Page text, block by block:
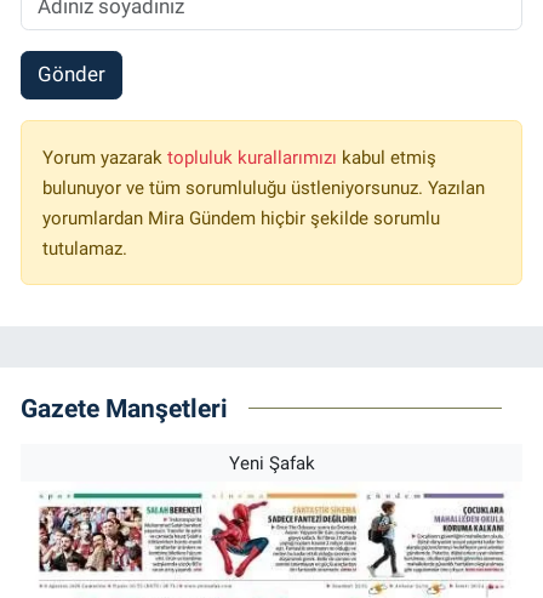
Gönder
Yorum yazarak topluluk kurallarımızı kabul etmiş
bulunuyor ve tüm sorumluluğu üstleniyorsunuz. Yazılan
yorumlardan Mira Gündem hiçbir şekilde sorumlu
tutulamaz.
Gazete Manşetleri
Yeni Şafak